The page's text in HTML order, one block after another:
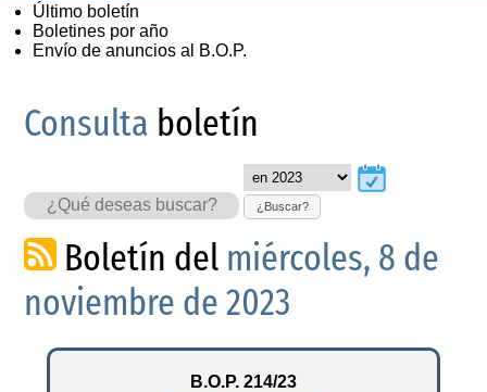
Último boletín
Boletines por año
Envío de anuncios al B.O.P.
Consulta boletín
¿Buscar?
Boletín del miércoles, 8 de
noviembre de 2023
B.O.P. 214/23